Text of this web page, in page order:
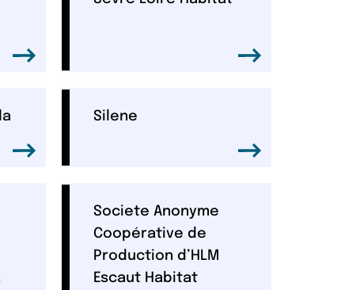
Silene
Societe Anonyme
Coopérative de
Production d’HLM
Escaut Habitat